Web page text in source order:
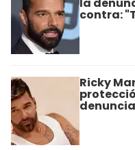
contra:
Ricky